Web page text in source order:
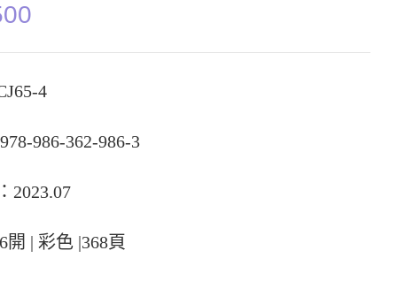
4
986-362-986-3
2023.07
開 | 彩色 |368頁